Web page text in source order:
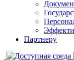
Партнеру